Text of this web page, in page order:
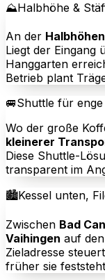
⛰️Halbhöhe &
An der
Liegt der Eingang
Hanggarten
Betrieb plant
🚐Shuttle für enge
Wo der große
kleinerer
Diese Shuttle-
transparent im
🏙️Kessel unten,
Zwischen Bad
Vaihingen auf
Zieladresse
früher sie